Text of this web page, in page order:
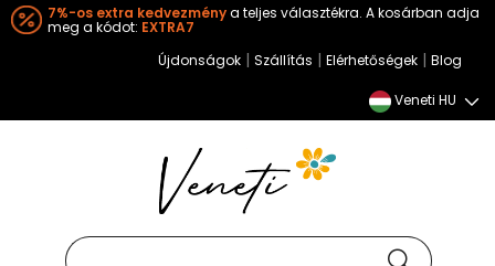
7%-os extra kedvezménya teljes választékra. A kosárban adja
meg a kódot: EXTRA7
Újdonságok | Szállítás | Elérhetőségek | Blog
Veneti HU